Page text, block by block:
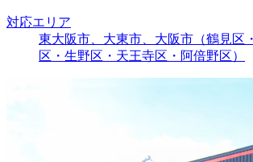
対応エリア
東大阪市、大東市、大阪市（鶴見区
区・生野区・天王寺区・阿倍野区）